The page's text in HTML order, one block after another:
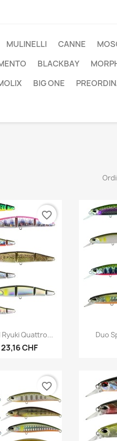
MULINELLI CANNE
BLACKBAY
BIG ONE
Quattro...
23,16 CHF
favorite_border
Duo
favorite_border